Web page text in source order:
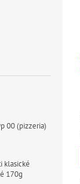
00 (pizzeria)
klasické
170g